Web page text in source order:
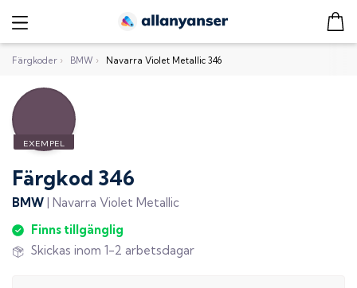
Färgkoder › BMW › Navarra Violet Metallic 346
Färgkod 346
BMW | Navarra Violet Metallic
Finns tillgänglig
Skickas inom 1-2 arbetsdagar